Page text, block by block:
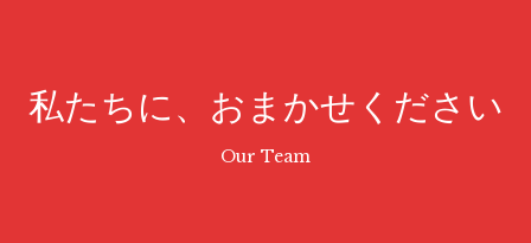
私たちに、おまかせください
Our Team